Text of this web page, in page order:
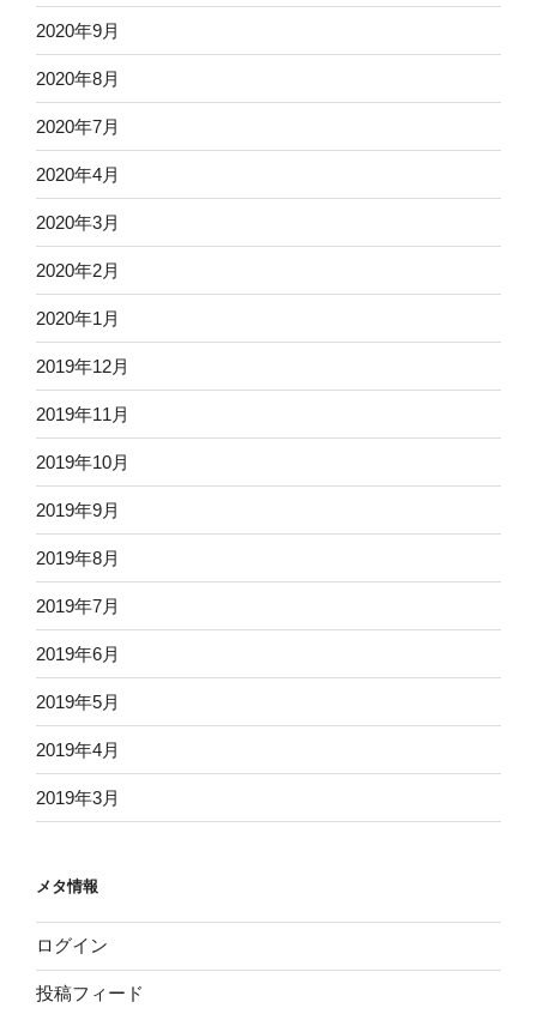
2020年9月
2020年8月
2020年7月
2020年4月
2020年3月
2020年2月
2020年1月
2019年12月
2019年11月
2019年10月
2019年9月
2019年8月
2019年7月
2019年6月
2019年5月
2019年4月
2019年3月
メタ情報
ログイン
投稿フィード